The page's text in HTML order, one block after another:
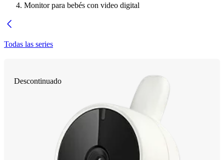
Monitor para bebés con video digital
Todas las series
Descontinuado